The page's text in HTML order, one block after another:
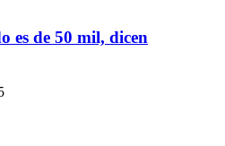
es de 50 mil, dicen